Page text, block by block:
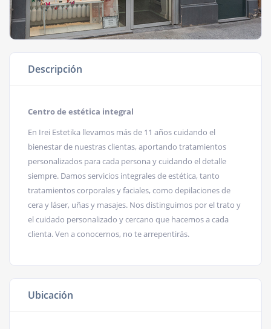
Descripción
Centro de estética integral
En Irei Estetika llevamos más de 11 años cuidando el
bienestar de nuestras clientas, aportando tratamientos
personalizados para cada persona y cuidando el detalle
siempre. Damos servicios integrales de estética, tanto
tratamientos corporales y faciales, como depilaciones de
cera y láser, uñas y masajes. Nos distinguimos por el trato y
el cuidado personalizado y cercano que hacemos a cada
clienta. Ven a conocernos, no te arrepentirás.
Ubicación